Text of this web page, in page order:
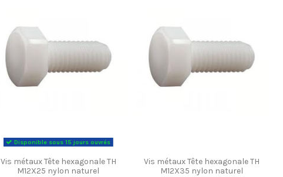
Disponible sous 15 jours ouvrés
Vis métaux Tête hexagonale TH
M12X25 nylon naturel
Vis métaux Tête hexagonale TH
M12X35 nylon naturel